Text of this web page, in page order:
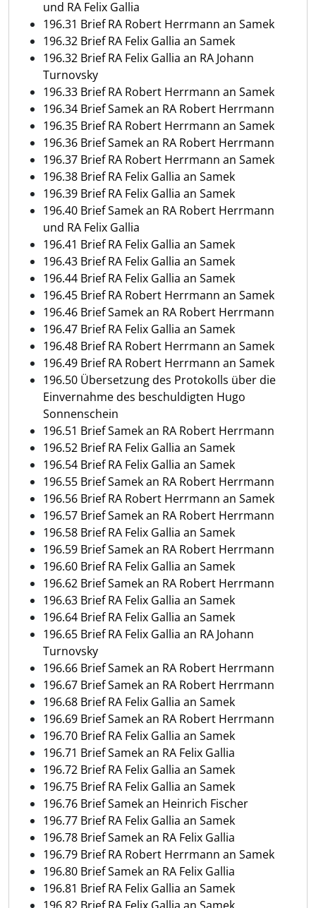
und RA Felix Gallia
196.31 Brief RA Robert Herrmann an Samek
196.32 Brief RA Felix Gallia an Samek
196.32 Brief RA Felix Gallia an RA Johann
Turnovsky
196.33 Brief RA Robert Herrmann an Samek
196.34 Brief Samek an RA Robert Herrmann
196.35 Brief RA Robert Herrmann an Samek
196.36 Brief Samek an RA Robert Herrmann
196.37 Brief RA Robert Herrmann an Samek
196.38 Brief RA Felix Gallia an Samek
196.39 Brief RA Felix Gallia an Samek
196.40 Brief Samek an RA Robert Herrmann
und RA Felix Gallia
196.41 Brief RA Felix Gallia an Samek
196.43 Brief RA Felix Gallia an Samek
196.44 Brief RA Felix Gallia an Samek
196.45 Brief RA Robert Herrmann an Samek
196.46 Brief Samek an RA Robert Herrmann
196.47 Brief RA Felix Gallia an Samek
196.48 Brief RA Robert Herrmann an Samek
196.49 Brief RA Robert Herrmann an Samek
196.50 Übersetzung des Protokolls über die
Einvernahme des beschuldigten Hugo
Sonnenschein
196.51 Brief Samek an RA Robert Herrmann
196.52 Brief RA Felix Gallia an Samek
196.54 Brief RA Felix Gallia an Samek
196.55 Brief Samek an RA Robert Herrmann
196.56 Brief RA Robert Herrmann an Samek
196.57 Brief Samek an RA Robert Herrmann
196.58 Brief RA Felix Gallia an Samek
196.59 Brief Samek an RA Robert Herrmann
196.60 Brief RA Felix Gallia an Samek
196.62 Brief Samek an RA Robert Herrmann
196.63 Brief RA Felix Gallia an Samek
196.64 Brief RA Felix Gallia an Samek
196.65 Brief RA Felix Gallia an RA Johann
Turnovsky
196.66 Brief Samek an RA Robert Herrmann
196.67 Brief Samek an RA Robert Herrmann
196.68 Brief RA Felix Gallia an Samek
196.69 Brief Samek an RA Robert Herrmann
196.70 Brief RA Felix Gallia an Samek
196.71 Brief Samek an RA Felix Gallia
196.72 Brief RA Felix Gallia an Samek
196.75 Brief RA Felix Gallia an Samek
196.76 Brief Samek an Heinrich Fischer
196.77 Brief RA Felix Gallia an Samek
196.78 Brief Samek an RA Felix Gallia
196.79 Brief RA Robert Herrmann an Samek
196.80 Brief Samek an RA Felix Gallia
196.81 Brief RA Felix Gallia an Samek